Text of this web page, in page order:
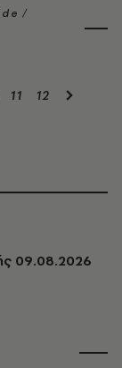
/
11 12
09.08.2026